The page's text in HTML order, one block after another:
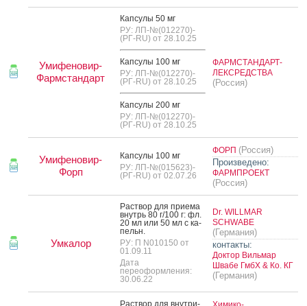
Умифеновир-
Фармстандарт
Кап­су­лы 50 мг
РУ: ЛП-№(012270)-
(РГ-RU) от 28.10.25
Кап­су­лы 100 мг
РУ: ЛП-№(012270)-
(РГ-RU) от 28.10.25
Кап­су­лы 200 мг
РУ: ЛП-№(012270)-
(РГ-RU) от 28.10.25
ФАРМСТАНДАРТ-
ЛЕКСРЕДСТВА
(Россия)
Умифеновир-
Форп
Кап­су­лы 100 мг
РУ: ЛП-№(015623)-
(РГ-RU) от 02.07.26
ФОРП (Россия)
Произведено:
ФАРМПРОЕКТ
(Россия)
Умкалор
Рас­твор для при­ема
внутрь 80 г/100 г: фл.
20 мл или 50 мл с ка­
пельн.
РУ: П N010150 от
01.09.11
Дата
переоформления:
30.06.22
Dr. WILLMAR
SCHWABE
(Германия)
контакты:
Доктор Вильмар
Швабе ГмбХ & Ко. КГ
(Германия)
Рас­твор для внут­ри­